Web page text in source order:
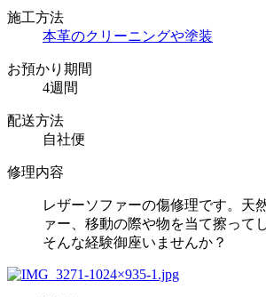
施工方法
本革のクリーニングや塗装
お預かり期間
4週間
配送方法
自社便
修理内容
レザーソファーの傷修理です。天
ァー、移動の際や物を当て擦って
そんな経験御座いませんか？